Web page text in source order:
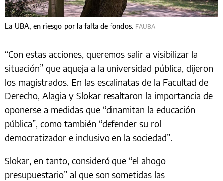
La UBA, en riesgo por la falta de fondos. FAUBA
“Con estas acciones, queremos salir a visibilizar la
situación” que aqueja a la universidad pública, dijeron
los magistrados. En las escalinatas de la Facultad de
Derecho, Alagia y Slokar resaltaron la importancia de
oponerse a medidas que “dinamitan la educación
pública”, como también “defender su rol
democratizador e inclusivo en la sociedad”.
Slokar, en tanto, consideró que “el ahogo
presupuestario” al que son sometidas las